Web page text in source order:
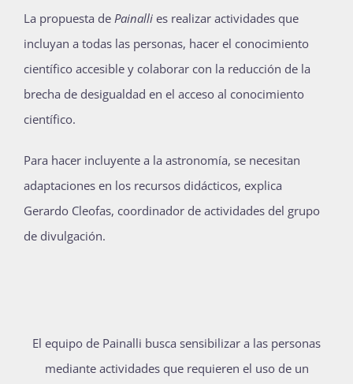
La propuesta de Painalli es realizar actividades que
incluyan a todas las personas, hacer el conocimiento
científico accesible y colaborar con la reducción de la
brecha de desigualdad en el acceso al conocimiento
científico.
Para hacer incluyente a la astronomía, se necesitan
adaptaciones en los recursos didácticos, explica
Gerardo Cleofas, coordinador de actividades del grupo
de divulgación.
El equipo de Painalli busca sensibilizar a las personas
mediante actividades que requieren el uso de un